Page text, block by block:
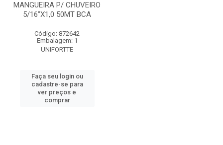
MANGUEIRA P/ CHUVEIRO
5/16”X1,0 50MT BCA
Código: 872642
Embalagem: 1
UNIFORTTE
Faça seu login ou
cadastre-se para
ver preços e
comprar